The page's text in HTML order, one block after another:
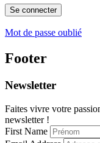
Mot de passe oublié
Footer
Newsletter
Faites vivre votre
newsletter !
First Name